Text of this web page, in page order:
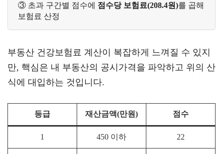
③ 초과 구간별 점수에 점수당 보험료(208.4원)를 곱해
보험료 산정
부동산 건강보험료 계산이 복잡하게 느껴질 수 있지
만, 핵심은 내 부동산의 공시가격을 파악하고 위의 산
식에 대입하는 것입니다.
등급 재산금액(만원) 점수
1 450 이하 22